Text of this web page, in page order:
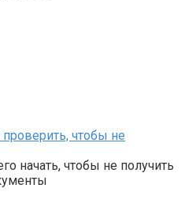
чтобы не
начать, чтобы не получить